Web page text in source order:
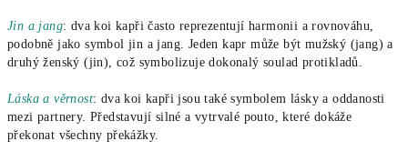
Jin a jang: dva koi kapři často reprezentují harmonii a rovnováhu,
podobně jako symbol jin a jang. Jeden kapr může být mužský (jang) a
druhý ženský (jin), což symbolizuje dokonalý soulad protikladů.
Láska a věrnost: dva koi kapři jsou také symbolem lásky a oddanosti
mezi partnery. Představují silné a vytrvalé pouto, které dokáže
překonat všechny překážky.